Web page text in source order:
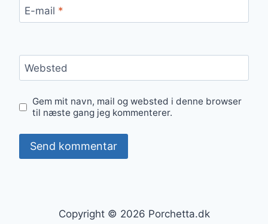
E-mail *
Websted
Gem mit navn, mail og websted i denne browser
til næste gang jeg kommenterer.
Copyright © 2026 Porchetta.dk